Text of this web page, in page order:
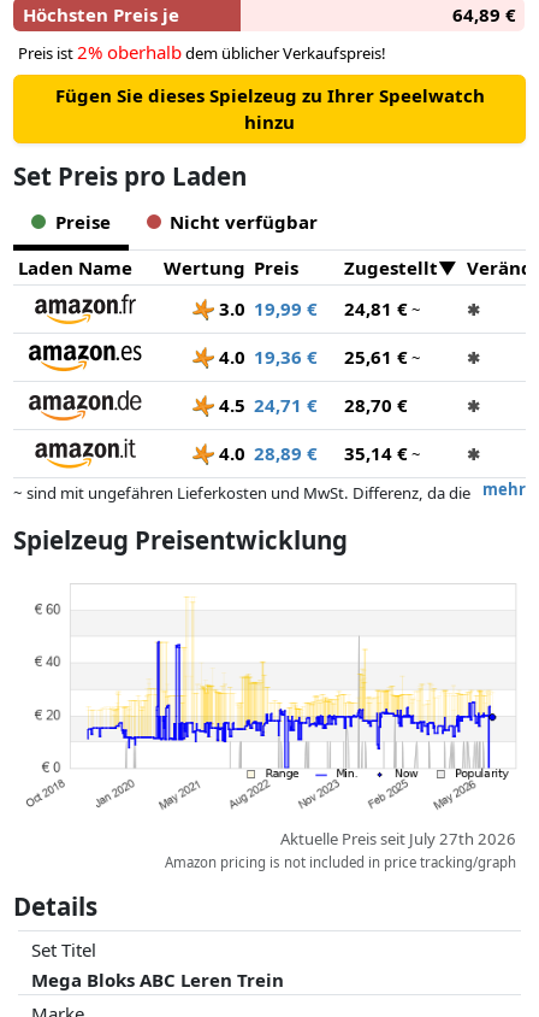
Höchsten Preis je
64,89 €
Preis ist 2% oberhalbdem üblicher Verkaufspreis!
Fügen Sie dieses Spielzeug zu Ihrer Speelwatch
hinzu
Set Preis pro Laden
Preise
Nicht verfügbar
Laden Name
Wertung Preis Zugestellt
3.0 19,99 € 24,81 €~ ✱
4.0 19,36 € 25,61 €~ ✱
4.5 24,71 € 28,70 € ✱
4.0 28,89 € 35,14 €~
✱
mehr
~ sind mit ungefähren Lieferkosten und MwSt. Differenz, da die
abweichen können.
geändert haben. Die Ordnung erfolgt rein nach dem Preis,
gleichen Preisen können historische Leistungen die Ordnung
Spielzeug Preisentwicklung
Aktuelle Preis seit July 27th 2026
Amazon pricing is not included in price tracking/graph
Details
Set Titel
Mega Bloks ABC Leren Trein